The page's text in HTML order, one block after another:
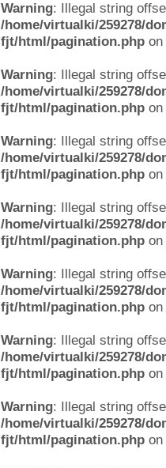
Warning: Illegal string
/home/virtualki/259278/
fjt/html/pagination.php
Warning: Illegal string
/home/virtualki/259278/
fjt/html/pagination.php
Warning: Illegal string
/home/virtualki/259278/
fjt/html/pagination.php
Warning: Illegal string
/home/virtualki/259278/
fjt/html/pagination.php
Warning: Illegal string
/home/virtualki/259278/
fjt/html/pagination.php
Warning: Illegal string
/home/virtualki/259278/
fjt/html/pagination.php
Warning: Illegal string
/home/virtualki/259278/
fjt/html/pagination.php